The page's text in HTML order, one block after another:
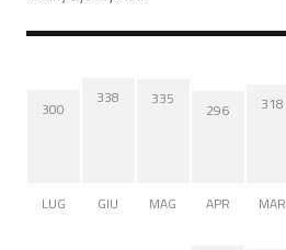
300
LUG
338
GIU
335
MAG
296
APR
318
MAR